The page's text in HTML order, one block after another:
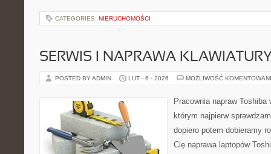
CATEGORIES: NIERUCHOMOŚCI
SERWIS I NAPRAWA
POSTED BY ADMIN LUT - 6 - 2026 MOŻLIWOŚĆ
Pracownia napraw
którym najpierw
dopiero potem dobieramy
Cię naprawa laptopów